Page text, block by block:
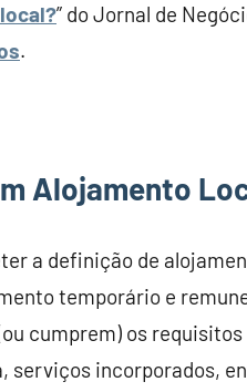
” do Jornal de
.
Alojamento
a definição de
temporário e
cumprem) os
serviços incorporados,